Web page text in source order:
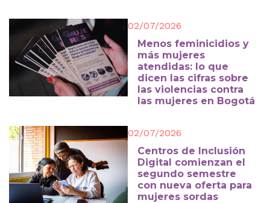
02/07/2026
Menos feminicidios y
más mujeres
atendidas: lo que
dicen las cifras sobre
las violencias contra
las mujeres en Bogotá
02/07/2026
Centros de Inclusión
Digital comienzan el
segundo semestre
con nueva oferta para
mujeres sordas